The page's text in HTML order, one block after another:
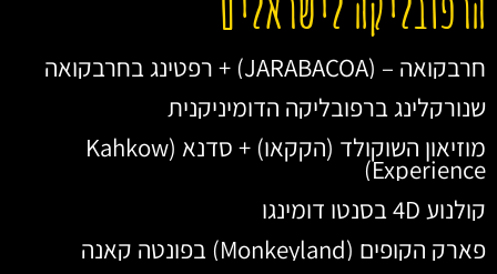
חרבקואה – (JARABACOA) + רפטינג בחרבקואה
שנורקלינג ברפובליקה הדומיניקנית
מוזיאון השוקולד (הקקאו) + סדנא (Kahkow
Experience)
קולנוע 4D בסנטו דומינגו
פארק הקופים (Monkeyland) בפונטה קאנה